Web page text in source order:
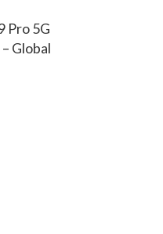
Pro 5G
Global
【SIMフリー】Google
Pixel 9 Pro 5G Dual Sim
【SIMフリー】Google
Pixel 9 Pro 5G Dual Sim